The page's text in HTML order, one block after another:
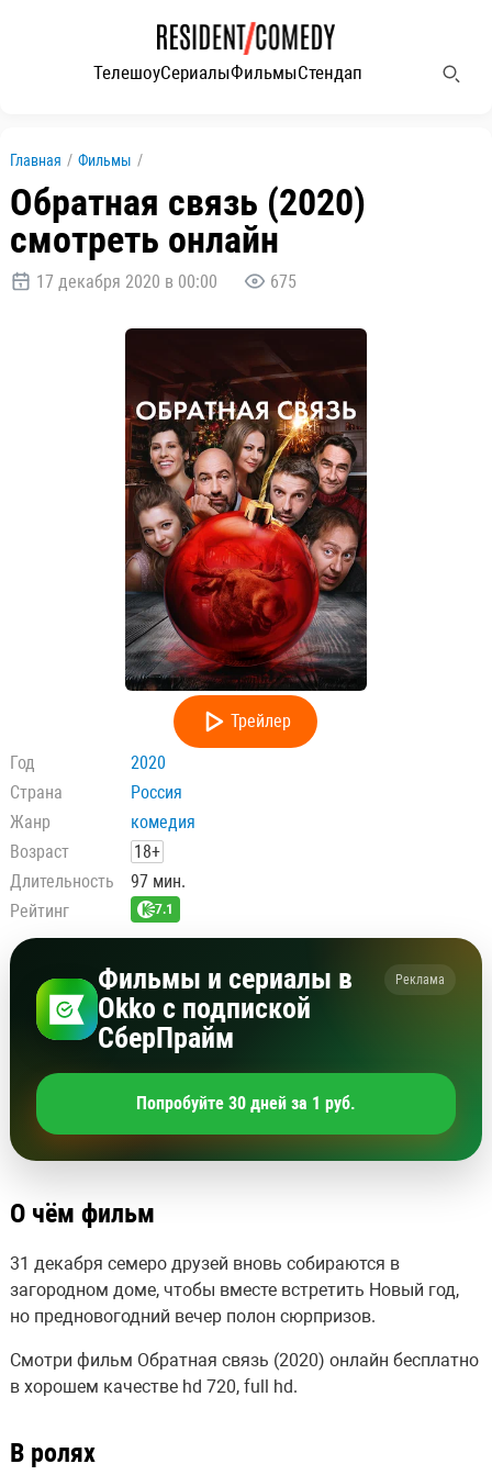
ТелешоуСериалыФильмыСтендап
Главная / Фильмы /
Обратная связь (2020)
смотреть онлайн
17 декабря 2020 в 00:00 675
Трейлер
Год
2020
Страна
Россия
Жанр
комедия
Возраст
18+
Длительность
97 мин.
Рейтинг
7.1
Фильмы и сериалы в
Okko с подпиской
СберПрайм
Реклама
Попробуйте 30 дней за 1 руб.
О чём фильм
31 декабря семеро друзей вновь собираются в
загородном доме, чтобы вместе встретить Новый год,
но предновогодний вечер полон сюрпризов.
Смотри фильм Обратная связь (2020) онлайн бесплатно
в хорошем качестве hd 720, full hd.
В ролях